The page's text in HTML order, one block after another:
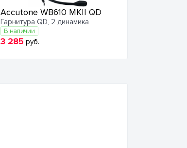
Accutone WB610 MKII QD
Гарнитура QD, 2 динамика
В наличии
3 285 руб.